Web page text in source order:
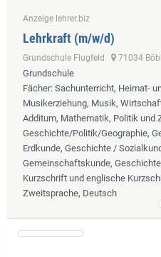
Anzeige lehrer.biz
Lehrkraft (m/w/d)
Grundschule Flugfeld 71034
Grundschule
Fächer: Sachunterricht, Heimat-
Musikerziehung, Musik,
Additum, Mathematik, Politik und
Geschichte/Politik/Geographie,
Erdkunde, Geschichte /
Gemeinschaftskunde,
Kurzschrift und englische
Zweitsprache, Deutsch